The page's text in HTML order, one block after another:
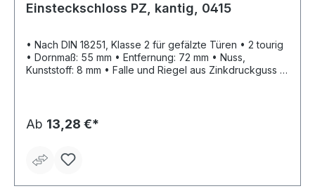
Einsteckschloss PZ, kantig, 0415
• Nach DIN 18251, Klasse 2 für gefälzte Türen • 2 tourig
• Dornmaß: 55 mm • Entfernung: 72 mm • Nuss,
Kunststoff: 8 mm • Falle und Riegel aus Zinkdruckguss •
Ab 13,28 €*